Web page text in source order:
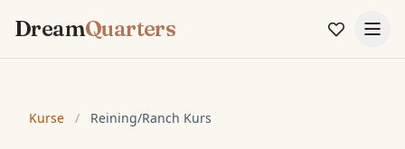
DreamQuarters
Kurse / Reining/Ranch Kurs